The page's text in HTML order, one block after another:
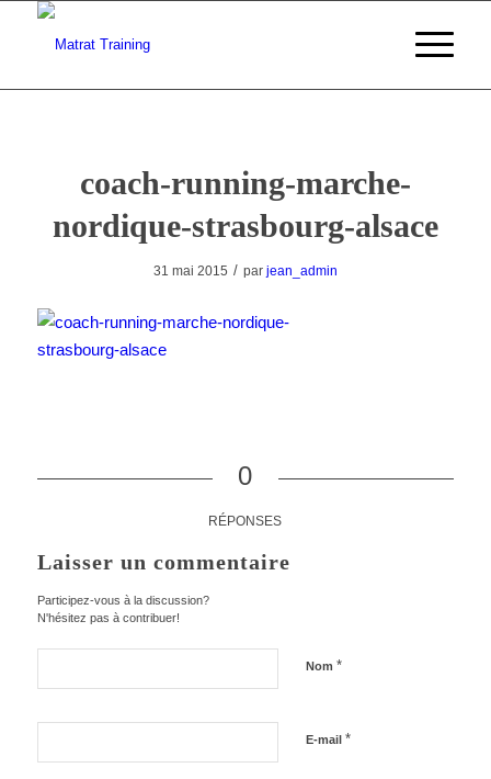
coach-running-marche-
nordique-strasbourg-alsace
31 mai 2015 / par jean_admin
0
RÉPONSES
Laisser un commentaire
Participez-vous à la discussion?
N'hésitez pas à contribuer!
Nom *
E-mail *